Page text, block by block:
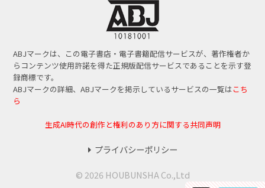
ABJマークは、この電子書店・電子書籍配信サービスが、著作権者か
らコンテンツ使用許諾を得た正規版配信サービスであることを示す登
録商標です。
ABJマークの詳細、ABJマークを掲示しているサービスの一覧はこち
ら
生成AI時代の創作と権利のあり方に関する共同声明
プライバシーポリシー
© 2026 HOUBUNSHA Co.,Ltd